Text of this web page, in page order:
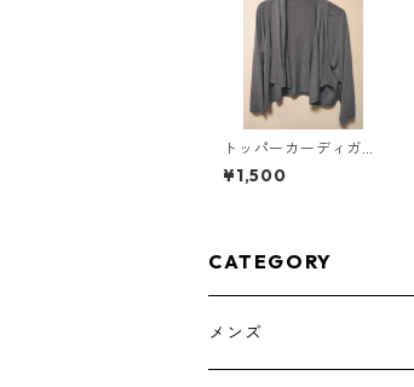
トッパーカーディガ
ン ４Ｌ グレー K
AE-4814
¥1,500
CATEGORY
メンズ